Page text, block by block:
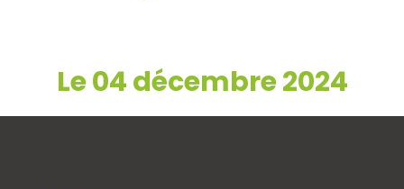
Le 04 décembre 2024